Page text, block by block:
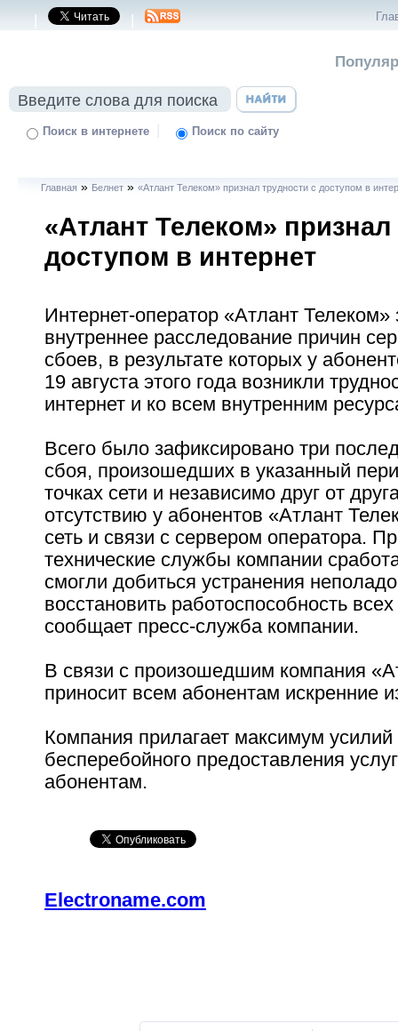
| |
Поиск в интернете | Поиск по сайту
Главная » Белнет »«Атлант Телеком» признал трудности с доступом в
«Атлант Телеком» признал
доступом в интернет
Интернет-оператор «Атлант
внутреннее расследование причин
сбоев, в результате которых у
19 августа этого года возникли
интернет и ко всем внутренним
Всего было зафиксировано три
сбоя, произошедших в указанный
точках сети и независимо друг от
отсутствию у абонентов «Атлант
сеть и связи с сервером оператора.
технические службы компании
смогли добиться устранения
восстановить работоспособность
сообщает пресс-служба компании.
В связи с произошедшим компания
приносит всем абонентам искренние
Компания прилагает максимум
бесперебойного предоставления
абонентам.
Electroname.com